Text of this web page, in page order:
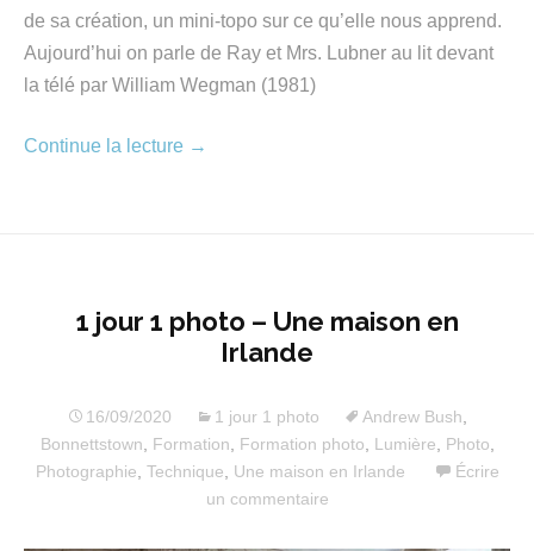
de sa création, un mini-topo sur ce qu’elle nous apprend.
Aujourd’hui on parle de Ray et Mrs. Lubner au lit devant
la télé par William Wegman (1981)
Continue la lecture →
1 jour 1 photo – Une maison en
Irlande
16/09/2020 1 jour 1 photo Andrew Bush
Bonnettstown
Formation Formation photo Lumière Photo
Photographie Technique Une maison en Irlande
Écrire
un commentaire